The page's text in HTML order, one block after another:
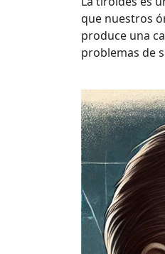
que nuestros
produce una
problemas de